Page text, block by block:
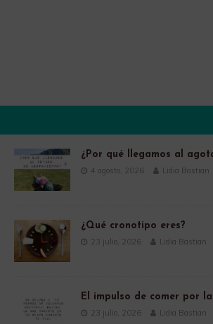
¿Por qué llegamos al
4 agosto, 2026 Lidia Bastian
¿Qué cronotipo eres?
23 julio, 2026 Lidia Bastian
El impulso de comer por
23 julio, 2026 Lidia Bastian